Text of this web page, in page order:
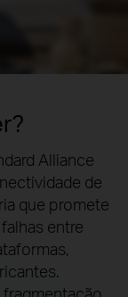
Alliance
de
que promete
entre